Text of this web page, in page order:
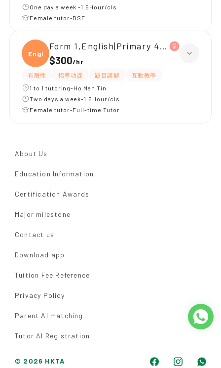
One day a week -1.5Hour/cls
Female tutor-DSE
Engli
Form 1,English|Primary 4,All Subjects
$300/hr
有耐性 指導功課 題目講解
互動教學
1 to 1 tutoring-Ho Man Tin
Two days a week-1.5Hour/cls
Female tutor-Full-time Tutor
About Us
Education Information
Certification Awards
Major milestone
Contact us
Download app
Tuition Fee Reference
Privacy Policy
Parent AI matching
Tutor AI Registration
© 2026 HKTA